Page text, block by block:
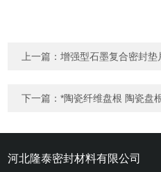
上一篇：增强型石墨复合密封垫
下一篇：*陶瓷纤维盘根 陶瓷盘
河北隆泰密封材料有限公司